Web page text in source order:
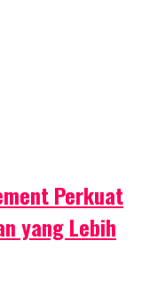
Perkuat
yang Lebih